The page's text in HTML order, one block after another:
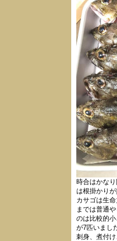
時合はかな
は根掛かり
カサゴは生
までは普通
のは比較的
が7匹いまし
刺身、煮付